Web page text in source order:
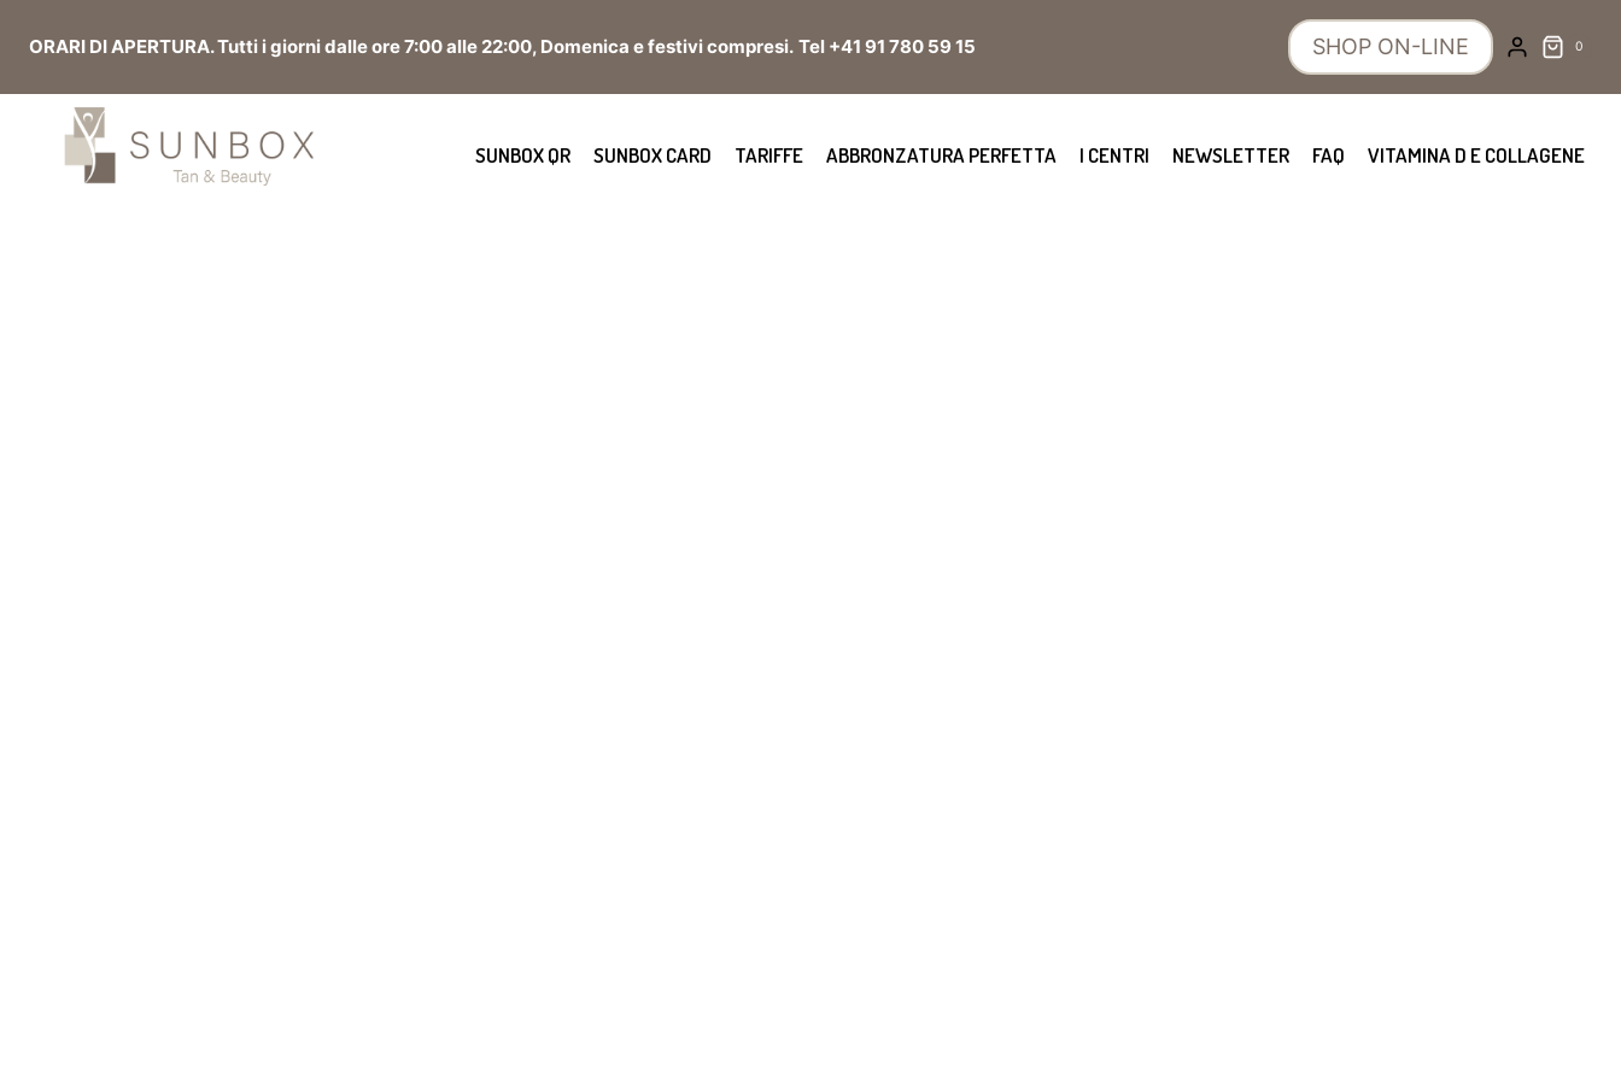
ORARI DI APERTURA. Tutti i giorni dalle ore 7:00 alle 22:00, Domenica e festivi compresi. Tel +41 91 780 59 15 SHOP ON-LINE 0
SUNBOX QR SUNBOX CARD TARIFFE ABBRONZATURA PERFETTA I CENTRI NEWSLETTER FAQ VITAMINA D E COLLAGENE